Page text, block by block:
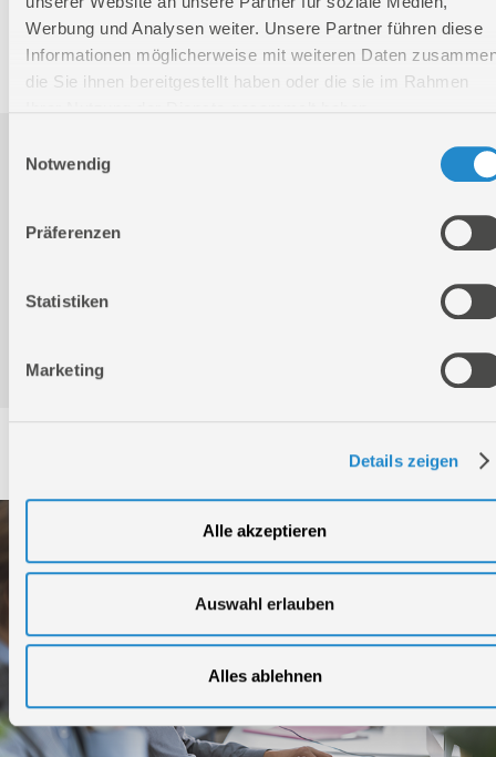
Werbung und Analysen weiter. Unsere Partner führen diese
Informationen möglicherweise mit weiteren Daten
die Sie ihnen bereitgestellt haben oder die sie im Rahmen
Notwendig
Präferenzen
Statistiken
Marketing
Details zeigen
Alle akzeptieren
Auswahl erlauben
Alles ablehnen
GTIN:
4015671210050
Artikelnummer:
17011
Produktinformation
Bedienungsanleitung / Warn-und Sicherheitshinweise